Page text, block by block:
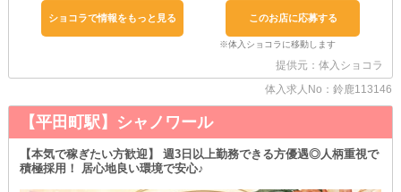
❖即戦力としてお迎え❖
ぜひ、培ってきたスキルや実績について教えてくださいね！
さらにワンランク上の待遇を叶えられるように考慮させていただき
❖愛車で快適に通える❖
ノンアルコール勤務OKなので、マイカーで通勤したい女の子もご
安心を！
ご自分のプライベート空間を確保してストレスなく出退勤できるん
です◎
ショコラで情報をもっと見る このお店に応募する
提供元：体入ショコラ
体入求人No：鈴鹿113146
【平田町駅】シャノワール
【本気で稼ぎたい方歓迎】 週3日以上勤務できる方優遇◎人柄重視で
積極採用！ 居心地良い環境で安心♪